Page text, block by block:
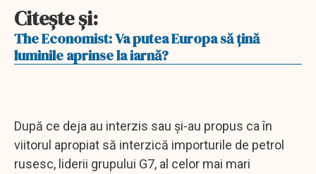
Citeşte şi:
The Economist: Va putea Europa să țină
luminile aprinse la iarnă?
După ce deja au interzis sau și-au propus ca în
viitorul apropiat să interzică importurile de petrol
rusesc, liderii grupului G7, al celor mai mari